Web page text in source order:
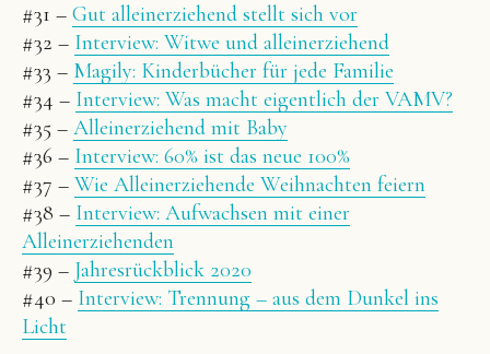
#31 – Gut alleinerziehend stellt sich vor
#32 – Interview: Witwe und alleinerziehend
#33 – Magily: Kinderbücher für jede Familie
#34 – Interview: Was macht eigentlich der VAMV?
#35 – Alleinerziehend mit Baby
#36 – Interview: 60% ist das neue 100%
#37 – Wie Alleinerziehende Weihnachten feiern
#38 – Interview: Aufwachsen mit einer
Alleinerziehenden
#39 – Jahresrückblick 2020
#40 – Interview: Trennung – aus dem Dunkel ins
Licht